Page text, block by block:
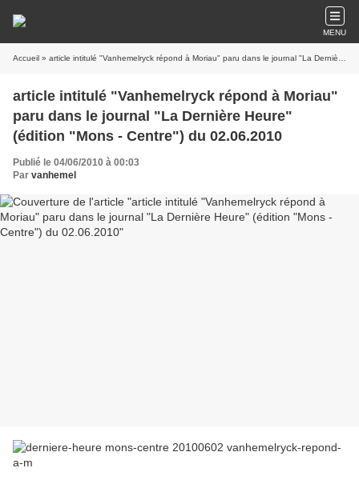
MENU
Accueil » article intitulé "Vanhemelryck répond à Moriau" paru dans le journal "La Dernière Heure" (édition "Mons - Centre") du 02.06.2010
article intitulé "Vanhemelryck répond à Moriau"
paru dans le journal "La Dernière Heure"
(édition "Mons - Centre") du 02.06.2010
Publié le 04/06/2010 à 00:03
Par vanhemel